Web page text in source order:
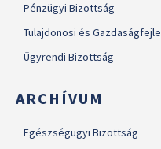
Pénzügyi Bizottság
Tulajdonosi és
Ügyrendi Bizottság
ARCHÍVUM
Egészségügyi Bizottság